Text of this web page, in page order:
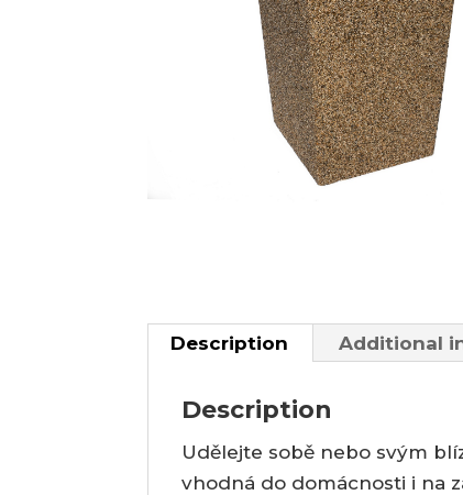
Description Additional
Description
Udělejte sobě nebo svým
vhodná do domácnosti i na